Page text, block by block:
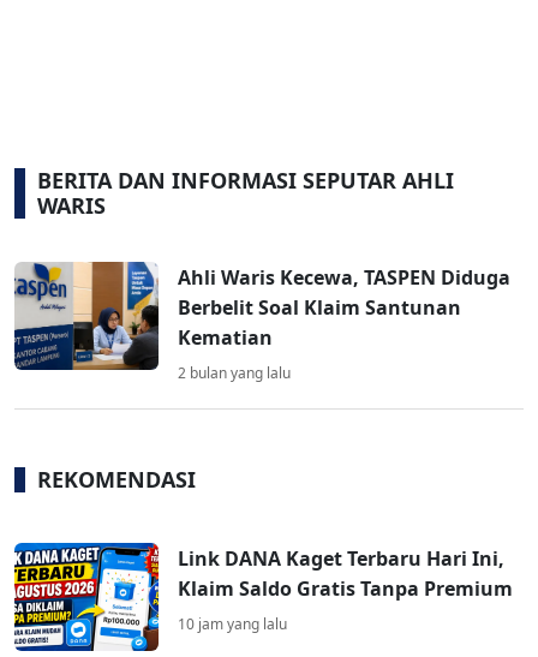
BERITA DAN INFORMASI SEPUTAR AHLI
WARIS
Ahli Waris Kecewa, TASPEN Diduga
Berbelit Soal Klaim Santunan
Kematian
2 bulan yang lalu
REKOMENDASI
Link DANA Kaget Terbaru Hari Ini,
Klaim Saldo Gratis Tanpa Premium
10 jam yang lalu